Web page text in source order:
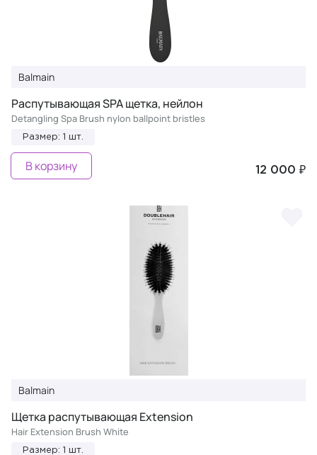
Balmain
Распутывающая SPA щетка, нейлон
Detangling Spa Brush nylon ballpoint bristles
Размер: 1 шт.
12 000 ₽
В корзину
Balmain
Щетка распутывающая Extension
Hair Extension Brush White
Размер: 1 шт.